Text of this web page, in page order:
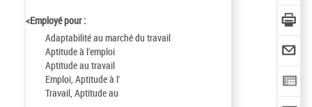
<Employé pour :
Adaptabilité au marché du travail
Aptitude à l'emploi
Aptitude au travail
Emploi, Aptitude à l'
Travail, Aptitude au